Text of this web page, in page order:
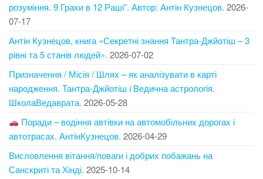
розуміння. 9 Грахи в 12 Раші”. Автор: Антін Кузнецов. 2026-
07-17
Антін Кузнецов, книга «Секретні знання Тантра-Джйотіш – 3
рівні та 5 станів людей». 2026-07-02
Призначення / Місія / Шлях – як аналізувати в карті
народження. Тантра-Джйотіш і Ведична астрологія.
ШколаВедаврата. 2026-05-28
Поради – водіння автівки на автомобільних дорогах і
автотрасах. АнтінКузнецов. 2026-04-29
Висловлення вітання/поваги і добрих побажань на
Санскриті та Хінді. 2025-10-14